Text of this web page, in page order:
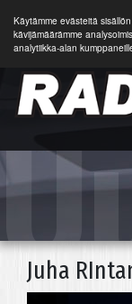
Käytämme evästeitä
kävijämäärämme
analytiikka-alan
Juha